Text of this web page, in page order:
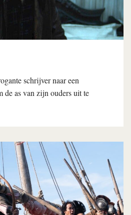
schrijver naar een
de as van zijn ouders uit te